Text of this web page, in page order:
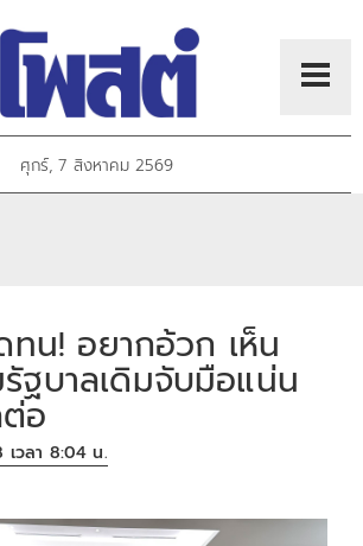
ศุกร์, 7 สิงหาคม 2569
ทน! อยากอ้วก เห็น
ฐบาลเดิมจับมือแน่น
อ
วลา 8:04 น.